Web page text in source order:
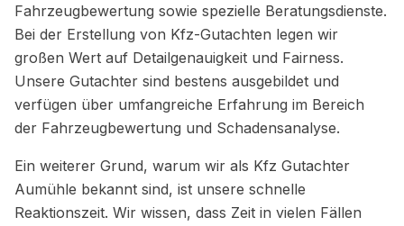
Fahrzeugbewertung sowie spezielle Beratungsdienste.
Bei der Erstellung von Kfz-Gutachten legen wir
großen Wert auf Detailgenauigkeit und Fairness.
Unsere Gutachter sind bestens ausgebildet und
verfügen über umfangreiche Erfahrung im Bereich
der Fahrzeugbewertung und Schadensanalyse.
Ein weiterer Grund, warum wir als Kfz Gutachter
Aumühle bekannt sind, ist unsere schnelle
Reaktionszeit. Wir wissen, dass Zeit in vielen Fällen